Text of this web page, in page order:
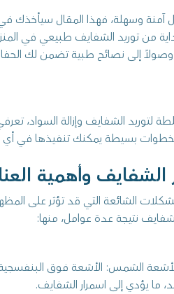
آمنة وسهلة، فهذا المقال سيأخذك
من توريد الشفايف طبيعي في
وصولاً إلى نصائح طبية تضمن لك
لتوريد الشفايف وإزالة السواد،
بسيطة يمكنك تنفيذها في
وأهمية
الشائعة التي قد تؤثر على
نتيجة عدة عوامل، منها:
الشمس: الأشعة فوق البنفسجية
ما يؤدي إلى اسمرار الشفايف.